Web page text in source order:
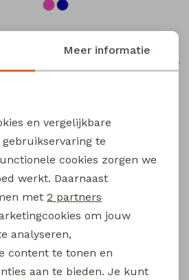
Persival
3310300 W20103 meisjes pullover Bruin donker
3310807 W20102 meisjes rok kort Bordeaux
Persival
22,99
3310404 W20049 meisjes sweatshirt Taupe
Persival
Meer informatie
en vergelijkbare
te
cookies zorgen we
werkt. Daarnaast
met 2 partners
om jouw
analyseren,
content te tonen en
aan te bieden. Je kunt